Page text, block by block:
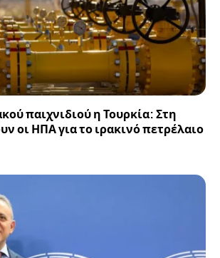
παιχνιδιού η Τουρκία: Στη
οι ΗΠΑ για το ιρακινό πετρέλαιο